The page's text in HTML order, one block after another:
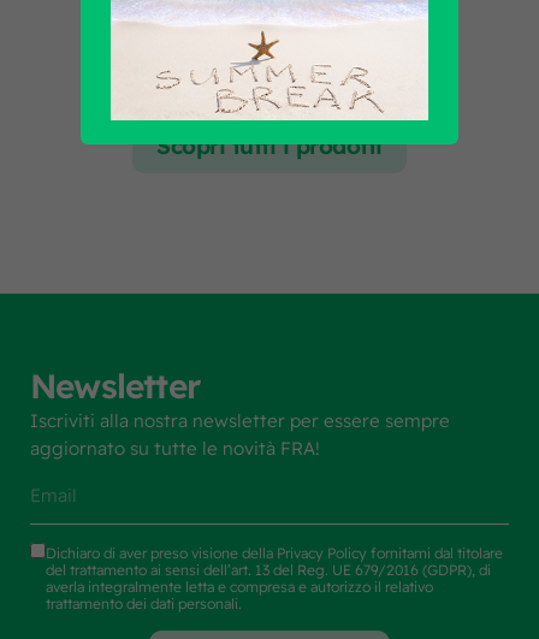
Scopri tutti i prodotti
Newsletter
Iscriviti alla nostra newsletter per essere sempre
aggiornato su tutte le novità FRA!
Dichiaro di aver preso visione della Privacy Policy fornitami dal titolare
del trattamento ai sensi dell’art. 13 del Reg. UE 679/2016 (GDPR), di
averla integralmente letta e compresa e autorizzo il relativo
trattamento dei dati personali.